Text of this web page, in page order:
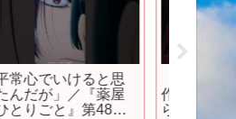
【公式】アニメ「ポケ
ットモンスター」第48
話「輝け！炎とアート